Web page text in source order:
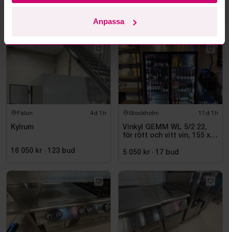
Anpassa
Falun 4d 1h
Kylrum
16 050 kr · 123 bud
Stockholm 11d 1h
Vinkyl GEMM WL 5/2 22,
för rött och vitt vin, 155 x
5 050 kr · 17 bud